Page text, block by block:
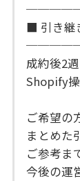
■ 引き継
成約後2
Shopify操
ご希望の
まとめた
ご参考ま
今後の運